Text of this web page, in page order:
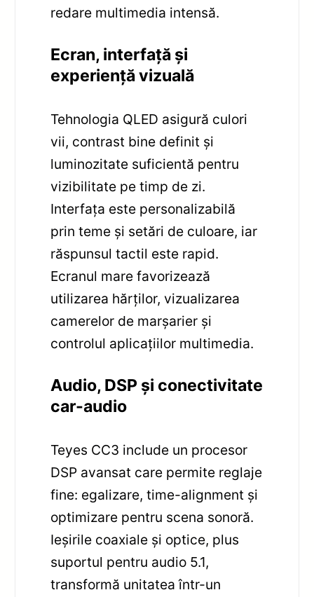
redare multimedia intensă.
Ecran, interfață și
experiență vizuală
Tehnologia QLED asigură culori
vii, contrast bine definit și
luminozitate suficientă pentru
vizibilitate pe timp de zi.
Interfața este personalizabilă
prin teme și setări de culoare, iar
răspunsul tactil este rapid.
Ecranul mare favorizează
utilizarea hărților, vizualizarea
camerelor de marșarier și
controlul aplicațiilor multimedia.
Audio, DSP și conectivitate
car-audio
Teyes CC3 include un procesor
DSP avansat care permite reglaje
fine: egalizare, time-alignment și
optimizare pentru scena sonoră.
Ieșirile coaxiale și optice, plus
suportul pentru audio 5.1,
transformă unitatea într-un